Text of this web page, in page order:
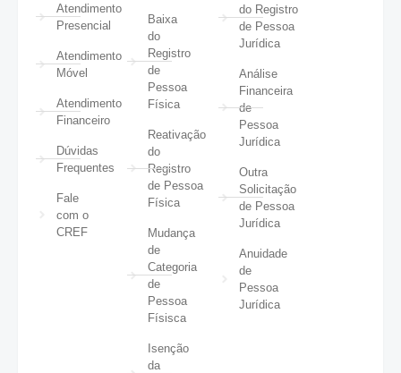
Atendimento
Presencial
Atendimento
Móvel
Atendimento
Financeiro
Dúvidas
Frequentes
Fale
com o
CREF
Baixa
do
Registro
de
Pessoa
Física
Reativação
do
Registro
de Pessoa
Física
Mudança
de
Categoria
de
Pessoa
Físisca
Isenção
da
do Registro
de Pessoa
Jurídica
Análise
Financeira
de
Pessoa
Jurídica
Outra
Solicitação
de Pessoa
Jurídica
Anuidade
de
Pessoa
Jurídica